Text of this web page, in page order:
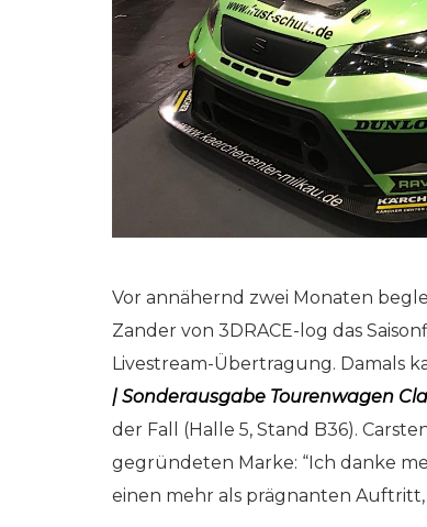
Vor annähernd zwei Monaten
Zander von 3DRACE-log das
Livestream-Übertragung. Damals
| Sonderausgabe Tourenwagen
der Fall (Halle 5, Stand B36).
gegründeten Marke: “Ich danke
einen mehr als prägnanten